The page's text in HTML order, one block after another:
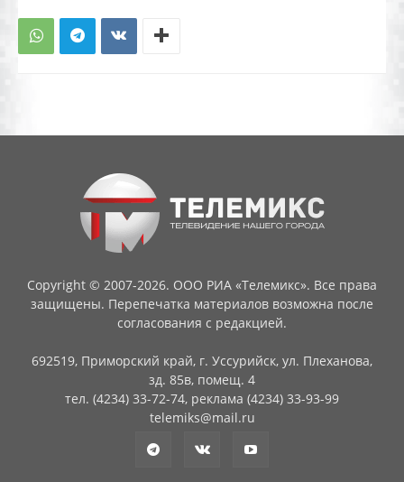
Copyright © 2007-2026. ООО РИА «Телемикс». Все права
защищены. Перепечатка материалов возможна после
согласования с редакцией.
692519, Приморский край, г. Уссурийск, ул. Плеханова,
зд. 85в, помещ. 4
тел. (4234) 33-72-74, реклама (4234) 33-93-99
telemiks@mail.ru